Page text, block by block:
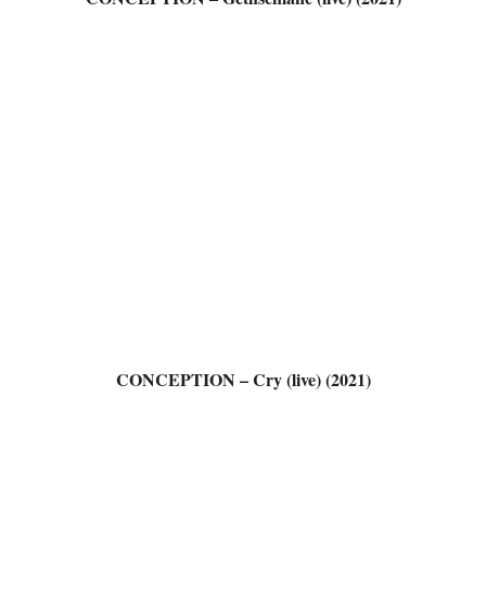
CONCEPTION – Cry (live) (2021)